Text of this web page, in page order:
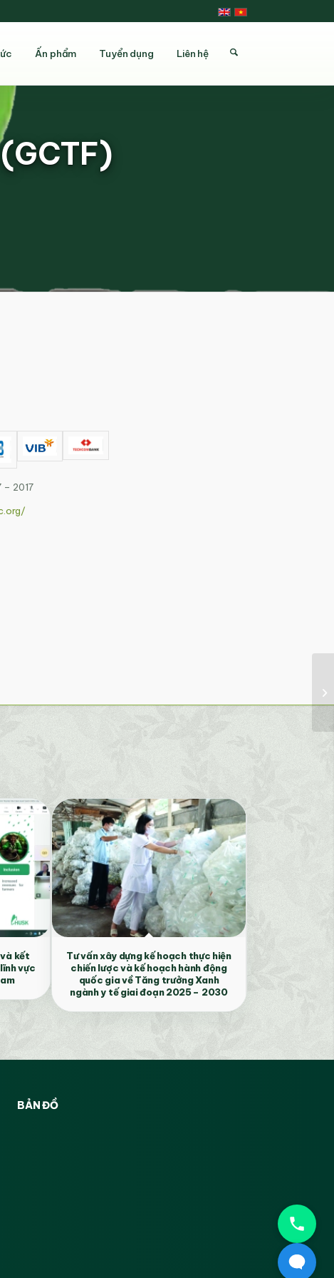
Ấn phẩm Tuyển dụng Liên hệ
– 2017
kết
vực
Tư vấn xây dựng kế hoạch thực hiện
chiến lược và kế hoạch hành động
quốc gia về Tăng trưởng Xanh
ngành y tế giai đoạn 2025 – 2030
BẢN ĐỒ